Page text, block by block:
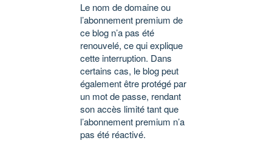
Le nom de domaine ou
l’abonnement premium de
ce blog n’a pas été
renouvelé, ce qui explique
cette interruption. Dans
certains cas, le blog peut
également être protégé par
un mot de passe, rendant
son accès limité tant que
l’abonnement premium n’a
pas été réactivé.